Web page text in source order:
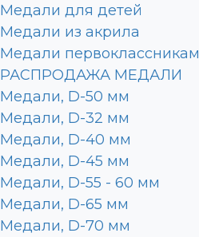
Медали для детей
Медали из акрила
Медали первоклассникам
РАСПРОДАЖА МЕДАЛИ
Медали, D-50 мм
Медали, D-32 мм
Медали, D-40 мм
Медали, D-45 мм
Медали, D-55 - 60 мм
Медали, D-65 мм
Медали, D-70 мм